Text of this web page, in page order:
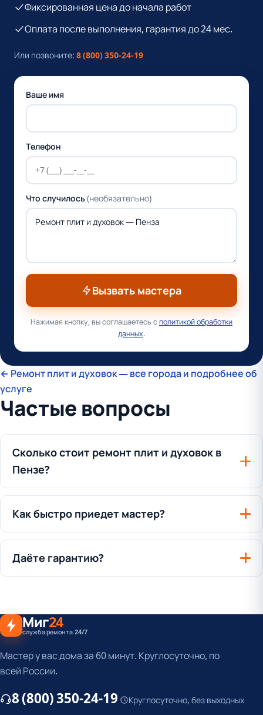
Фиксированная цена до начала работ
Оплата после выполнения, гарантия до 24 мес.
Или позвоните: 8 (800) 350-24-19
Ваше имя
Телефон
Что случилось(необязательно)
Вызвать мастера
Нажимая кнопку, вы соглашаетесь сполитикой обработки
данных.
← Ремонт плит и духовок — все города и подробнее об
услуге
Частые вопросы
Сколько стоит ремонт плит и духовок в
Пензе?
Как быстро приедет мастер?
Даёте гарантию?
Миг24
служба ремонта 24/7
Мастер у вас дома за 60 минут. Круглосуточно, по
всей России.
8 (800) 350-24-19 Круглосуточно, без выходных